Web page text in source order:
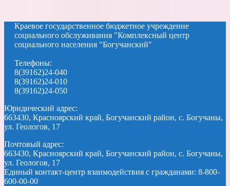
Краевое государственное бюджетное учреждение
социального обслуживания "Комплексный центр
социального населения "Богучанский"
Телефоны:
8(39162)24-040
8(39162)24-010
8(39162)24-050
Юридический адрес:
663430, Красноярский край, Богучанский район, с. Богучаны,
ул. Геологов, 17
Почтовый адрес:
663430, Красноярский край, Богучанский район, с. Богучаны,
ул. Геологов, 17
Единый контакт-центр взаимодействия с гражданами: 8-800-
600-00-00